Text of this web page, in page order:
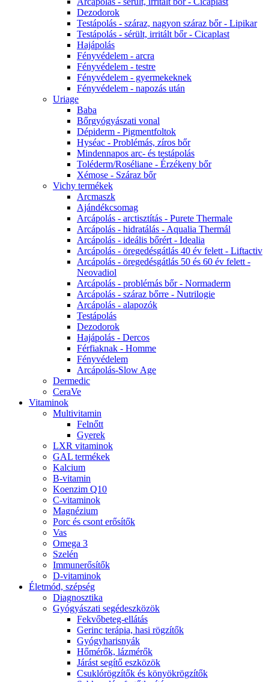
Dezodorok
Testápolás - száraz, nagyon száraz bőr - Lipikar
Testápolás - sérült, irritált bőr - Cicaplast
Hajápolás
Fényvédelem - arcra
Fényvédelem - testre
Fényvédelem - gyermekeknek
Fényvédelem - napozás után
Uriage
Baba
Bőrgyógyászati vonal
Dépiderm - Pigmentfoltok
Hyséac - Problémás, zíros bőr
Mindennapos arc- és testápolás
Toléderm/Roséliane - Érzékeny bőr
Xémose - Száraz bőr
Vichy termékek
Arcmaszk
Ajándékcsomag
Arcápolás - arctisztítás - Purete Thermale
Arcápolás - hidratálás - Aqualia Thermál
Arcápolás - ideális bőrért - Idealia
Arcápolás - öregedésgátlás 40 év felett - Liftactiv
Arcápolás - öregedésgátlás 50 és 60 év felett -
Neovadiol
Arcápolás - problémás bőr - Normaderm
Arcápolás - száraz bőrre - Nutrilogie
Arcápolás - alapozók
Testápolás
Dezodorok
Hajápolás - Dercos
Férfiaknak - Homme
Fényvédelem
Arcápolás-Slow Age
Dermedic
CeraVe
Vitaminok
Multivitamin
Felnőtt
Gyerek
LXR vitaminok
GAL termékek
Kalcium
B-vitamin
Koenzim Q10
C-vitaminok
Magnézium
Porc és csont erősítők
Vas
Omega 3
Szelén
Immunerősítők
D-vitaminok
Életmód, szépség
Diagnosztika
Gyógyászati segédeszközök
Fekvőbeteg-ellátás
Gerinc terápia, hasi rögzítők
Gyógyharisnyák
Hőmérők, lázmérők
Járást segítő eszközök
Csuklórögzítők és könyökrögzítők